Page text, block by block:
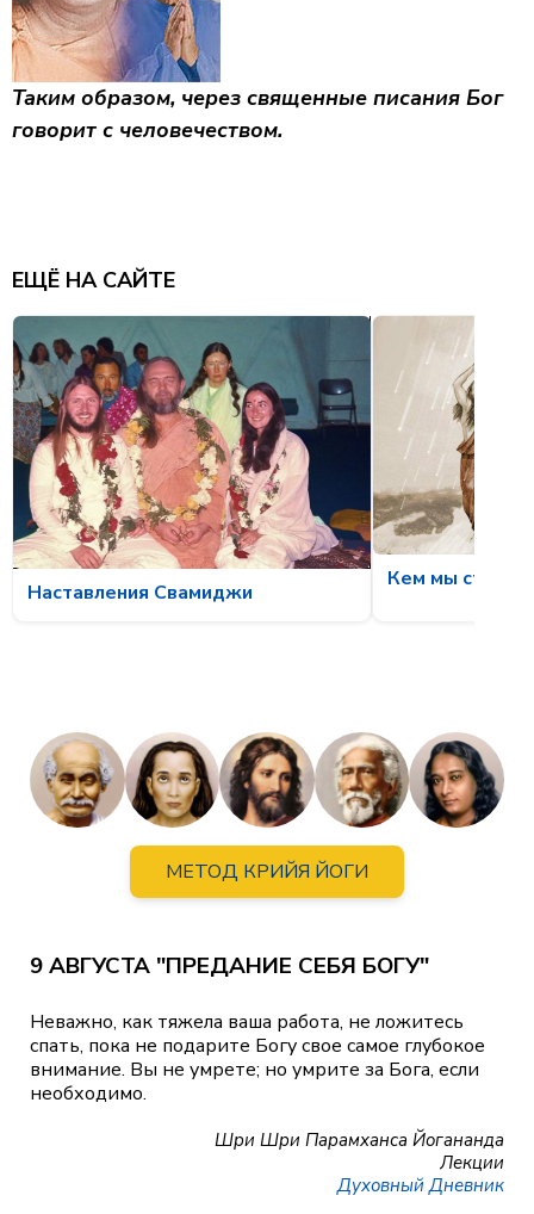
Таким образом, через священные писания Бог
говорит с человечеством.
ЕЩЁ НА САЙТЕ
Наставления Свамиджи
Кем мы
МЕТОД КРИЙЯ ЙОГИ
9 АВГУСТА "ПРЕДАНИЕ СЕБЯ БОГУ"
Неважно, как тяжела ваша работа, не ложитесь
спать, пока не подарите Богу свое самое глубокое
внимание. Вы не умрете; но умрите за Бога, если
необходимо.
Шри Шри Парамханса Йогананда
Лекции
Духовный Дневник